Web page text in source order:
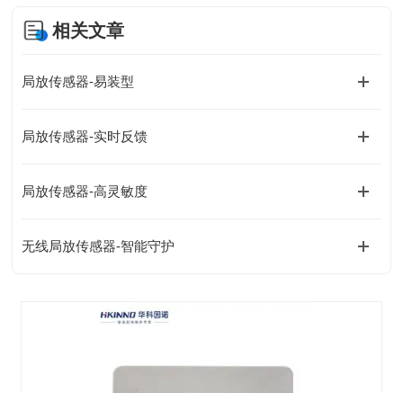
相关文章
局放传感器-易装型
局放传感器-实时反馈
局放传感器-高灵敏度
无线局放传感器-智能守护